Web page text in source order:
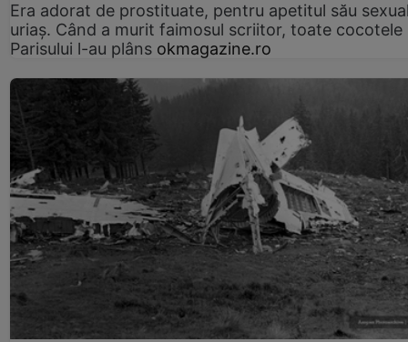
Era adorat de prostituate, pentru apetitul său
uriaș. Când a murit faimosul scriitor, toate cocotele
Parisului l-au plâns okmagazine.ro